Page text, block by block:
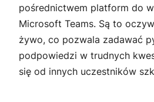
pośrednictwem platform do
Microsoft Teams. Są to
żywo, co pozwala zadawać
podpowiedzi w trudnych
się od innych uczestników